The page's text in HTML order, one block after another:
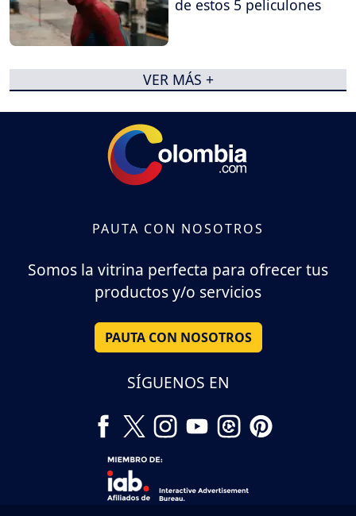
de estos 5 peliculones
VER MÁS +
PAUTA CON NOSOTROS
Somos la vitrina perfecta para ofrecer tus
productos y/o servicios
PAUTA CON NOSOTROS
SÍGUENOS EN